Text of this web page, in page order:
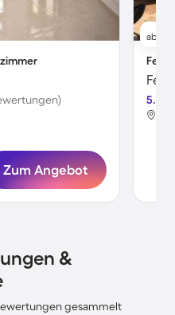
Zum Angebot
ab
5.0
&
gesammelt